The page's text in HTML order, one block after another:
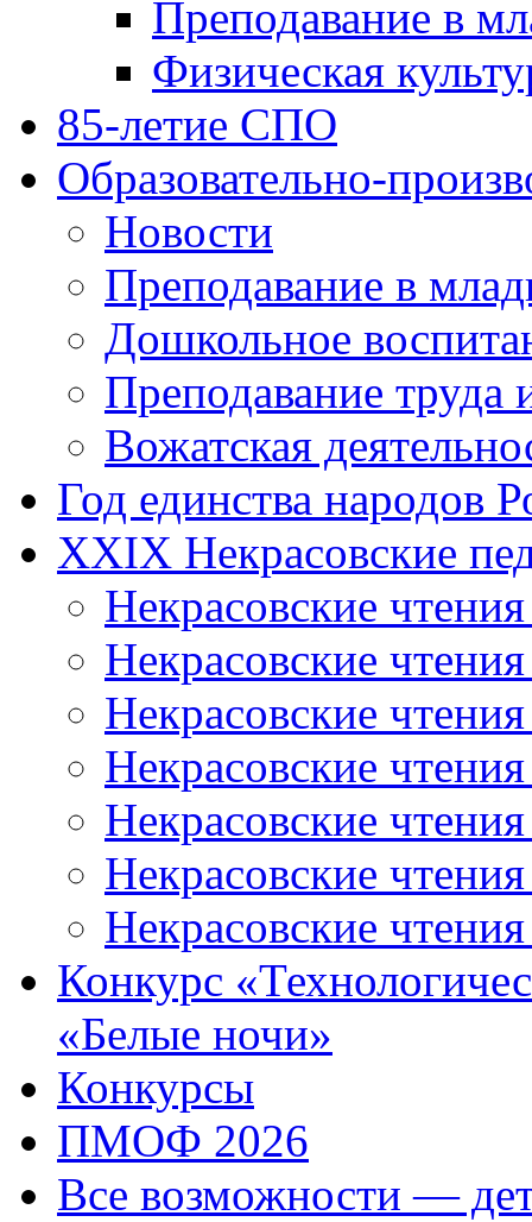
Преподавание в
Физическая
85-летие СПО
Образовательно-
Новости
Преподавание в
Дошкольное
Преподавание труда
Вожатская
Год единства народов
XXIX Некрасовские
Некрасовские
Некрасовские
Некрасовские
Некрасовские
Некрасовские
Некрасовские
Некрасовские
Конкурс
«Белые ночи»
Конкурсы
ПМОФ 2026
Все возможности —